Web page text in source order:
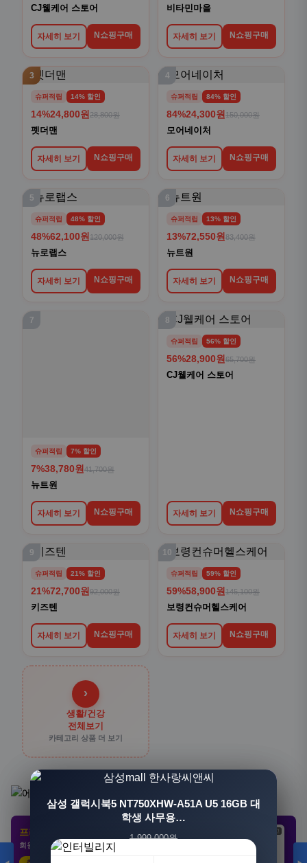
CJ웰케어 스토어
자세히 보기 N쇼핑구매
비타민마을
자세히 보기 N쇼핑구매
3
슈퍼적립 14% 할인
14%24,800원 28,800원
펫더맨
자세히 보기 N쇼핑구매
4
슈퍼적립 84% 할인
84%24,300원 150,000원
모어네이처
자세히 보기 N쇼핑구매
5
슈퍼적립 48% 할인
48%62,100원 120,000원
뉴로랩스
자세히 보기 N쇼핑구매
6
슈퍼적립 13% 할인
13%72,550원 83,400원
뉴트원
자세히 보기 N쇼핑구매
7
슈퍼적립 7% 할인
7%38,780원 41,700원
뉴트원
자세히 보기 N쇼핑구매
8
슈퍼적립 56% 할인
56%28,900원 65,700원
CJ웰케어 스토어
자세히 보기 N쇼핑구매
9
슈퍼적립 21% 할인
21%72,700원 92,000원
키즈텐
자세히 보기 N쇼핑구매
10
슈퍼적립 59% 할인
59%58,900원 145,100원
보령컨슈머헬스케어
자세히 보기 N쇼핑구매
›
생활/건강
전체보기
카테고리 상품 더 보기
프리미엄 제휴 사이트
회원 전용 특가 · 놓치면 손해
광고
[3+1] 동국제약 마이핏 V 활성엽산 임신준비 임산
부영양 30정, 4개
100,000원
삼성 갤럭시북5 NT750XHW-A51A U5 16GB 대
학생 사무용…
1,999,000원